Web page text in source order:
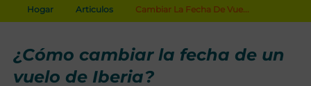
Hogar Articulos Cambiar La Fecha De Vue...
¿Cómo cambiar la fecha de un
vuelo de Iberia?